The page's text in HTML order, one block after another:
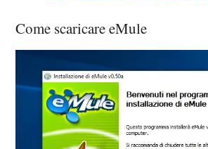
Come scaricare eMule